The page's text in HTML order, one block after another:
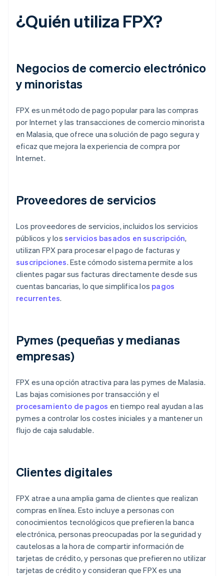
¿Quién utiliza FPX?
Negocios de comercio electrónico
y minoristas
FPX es un método de pago popular para las compras
por Internet y las transacciones de comercio minorista
en Malasia, que ofrece una solución de pago segura y
eficaz que mejora la experiencia de compra por
Internet.
Proveedores de servicios
Los proveedores de servicios, incluidos los servicios
públicos y los servicios basados en suscripción,
utilizan FPX para procesar el pago de facturas y
suscripciones. Este cómodo sistema permite a los
clientes pagar sus facturas directamente desde sus
cuentas bancarias, lo que simplifica los pagos
recurrentes.
Pymes (pequeñas y medianas
empresas)
FPX es una opción atractiva para las pymes de Malasia.
Las bajas comisiones por transacción y el
procesamiento de pagos en tiempo real ayudan a las
pymes a controlar los costes iniciales y a mantener un
flujo de caja saludable.
Clientes digitales
FPX atrae a una amplia gama de clientes que realizan
compras en línea. Esto incluye a personas con
conocimientos tecnológicos que prefieren la banca
electrónica, personas preocupadas por la seguridad y
cautelosas a la hora de compartir información de
tarjetas de crédito, y personas que prefieren no utilizar
tarjetas de crédito y consideran que FPX es una